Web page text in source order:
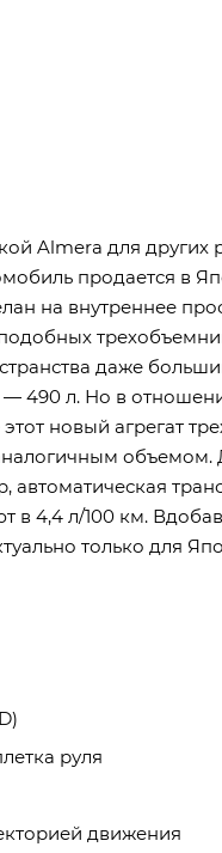
Almera для
продается в
на внутреннее
даже
490 л. Но в
новый агрегат
объемом.
в 4,4 л/100 км.
только для
руля
движения